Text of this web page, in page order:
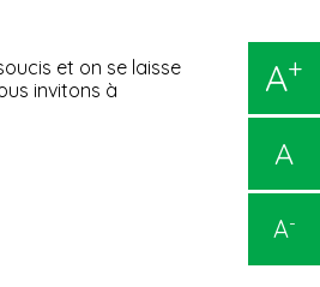
A+
A
A-
et on se laisse
invitons à